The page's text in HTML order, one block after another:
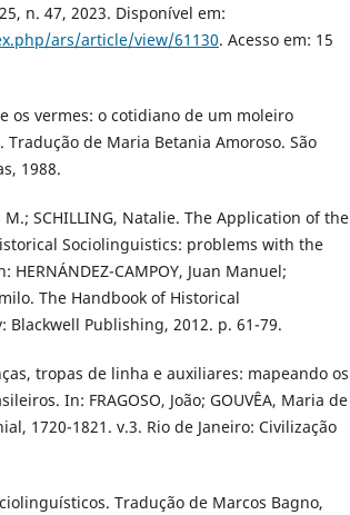
n. 47, 2023. Disponível em:
ars/article/view/61130. Acesso em: 15
os vermes: o cotidiano de um moleiro
de Maria Betania Amoroso. São
1988.
M.; SCHILLING, Natalie. The Application of the
Sociolinguistics: problems with the
CAMPOY, Juan Manuel;
The Handbook of Historical
Blackwell Publishing, 2012. p. 61-79.
tropas de linha e auxiliares: mapeando os
In: FRAGOSO, João; GOUVÊA, Maria de
1720-1821. v.3. Rio de Janeiro: Civilização
Tradução de Marcos Bagno,